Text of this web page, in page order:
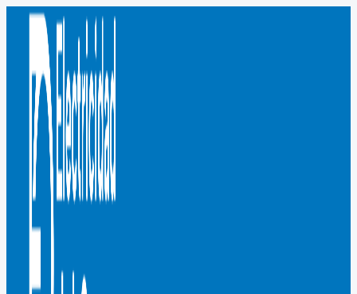
contenido